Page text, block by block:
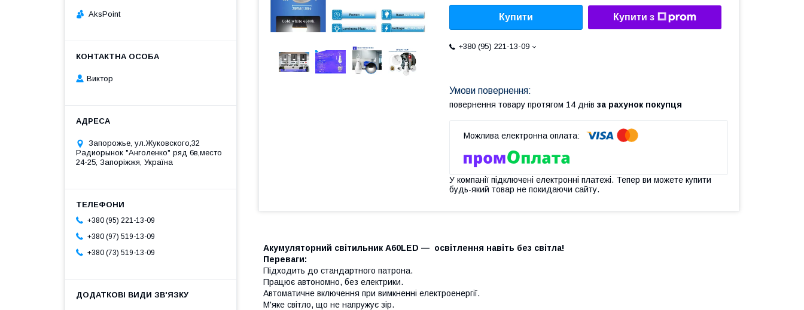
Купити Купити з
+380 (95) 221-13-09
повернення товару протягом 14 днів за рахунок покупця
У компанії підключені електронні платежі. Тепер ви можете купити
будь-який товар не покидаючи сайту.
Акумуляторний світильник A60LED — освітлення навіть без світла!
Переваги:
Підходить до стандартного патрона.
Працює автономно, без електрики.
Автоматичне включення при вимкненні електроенергії.
М'яке світло, що не напружує зір.
AksPoint
Виктор
Запорожье, ул.Жуковского,32
Радиорынок "Анголенко" ряд 6в,место
24-25, Запоріжжя, Україна
+380 (95) 221-13-09
+380 (97) 519-13-09
+380 (73) 519-13-09